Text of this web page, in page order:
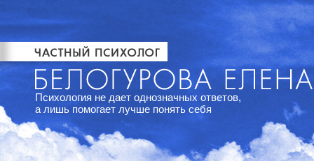
Психология не дает однозначных ответов,
а лишь помогает лучше понять себя